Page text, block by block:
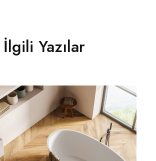
İlgili Yazılar